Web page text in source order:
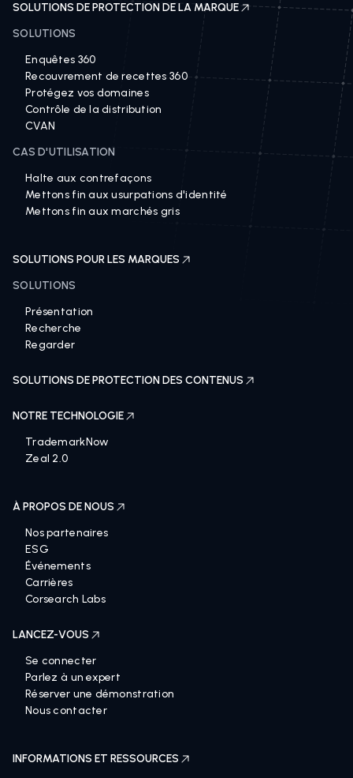
SOLUTIONS DE PROTECTION DE LA MARQUE
SOLUTIONS
Enquêtes 360
Recouvrement de recettes 360
Protégez vos domaines
Contrôle de la distribution
CVAN
CAS D'UTILISATION
Halte aux contrefaçons
Mettons fin aux usurpations d'identité
Mettons fin aux marchés gris
SOLUTIONS POUR LES MARQUES
SOLUTIONS
Présentation
Recherche
Regarder
SOLUTIONS DE PROTECTION DES CONTENUS
NOTRE TECHNOLOGIE
TrademarkNow
Zeal 2.0
À PROPOS DE NOUS
Nos partenaires
ESG
Événements
Carrières
Corsearch Labs
LANCEZ-VOUS
Se connecter
Parlez à un expert
Réserver une démonstration
Nous contacter
INFORMATIONS ET RESSOURCES